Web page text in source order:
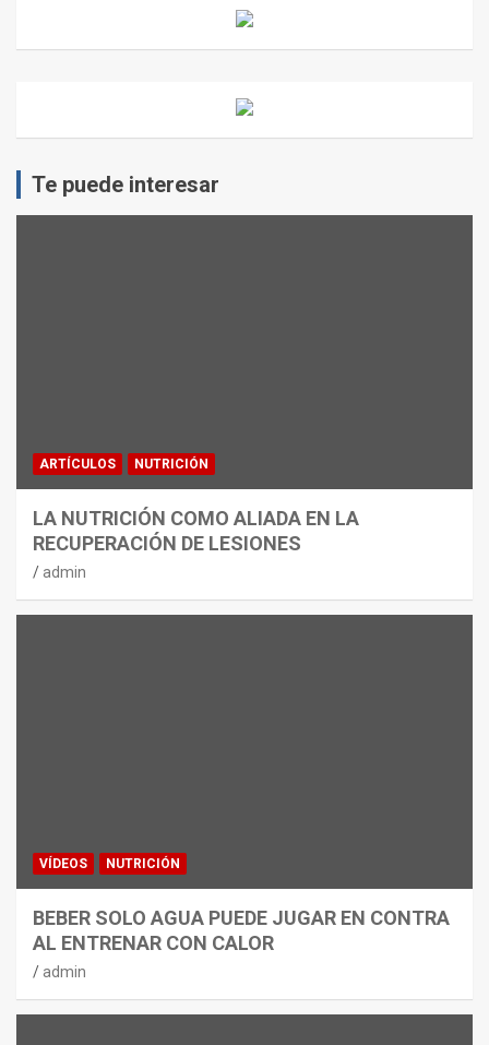
Te puede interesar
ARTÍCULOS NUTRICIÓN
LA NUTRICIÓN COMO ALIADA EN LA
RECUPERACIÓN DE LESIONES
admin
VÍDEOS NUTRICIÓN
BEBER SOLO AGUA PUEDE JUGAR EN CONTRA
AL ENTRENAR CON CALOR
admin